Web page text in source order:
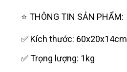
⭐️ THÔNG TIN SẢN PHẨM:
✅ Kích thước: 60x20x14cm
✅ Trọng lượng: 1kg